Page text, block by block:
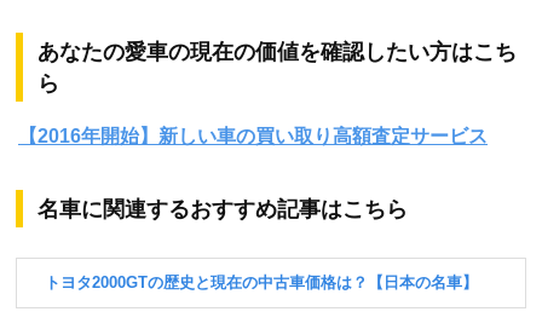
あなたの愛車の現在の価値を確認したい方はこち
ら
【2016年開始】新しい車の買い取り高額査定サービス
名車に関連するおすすめ記事はこちら